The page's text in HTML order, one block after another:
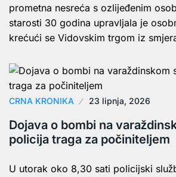
prometna nesreća s ozlijeđenim
starosti 30 godina upravljala je
krećući se Vidovskim trgom iz
CRNA KRONIKA 23 lipnja, 2026
Dojava o bombi na
policija traga za počiniteljem
U utorak oko 8,30 sati policijski